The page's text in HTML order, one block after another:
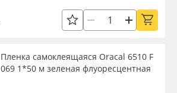
Пленка самоклеящаяся Oracal 6510 F
069 1*50 м зеленая флуоресцентная